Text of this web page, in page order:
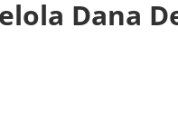
Dana